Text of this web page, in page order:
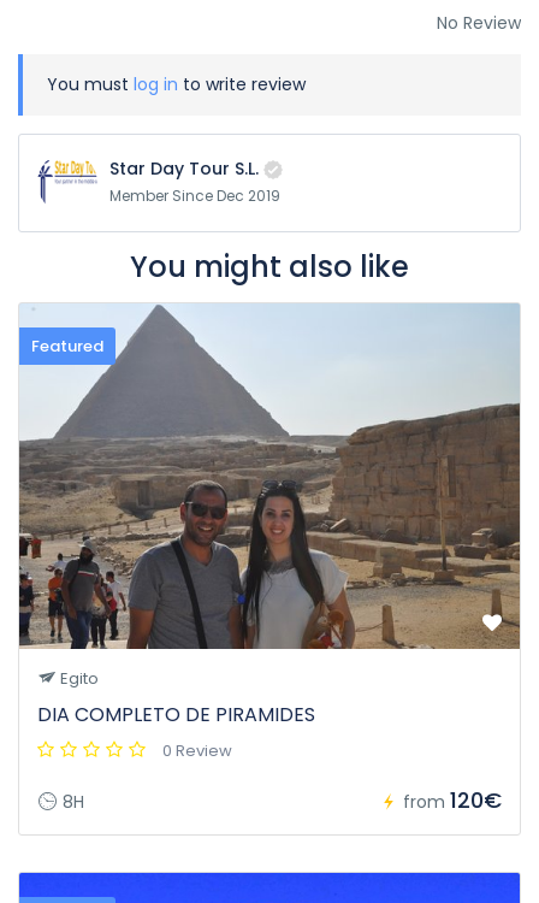
No Review
You must log in to write review
Star Day Tour S.L.
Member Since Dec 2019
You might also like
Featured
Egito
DIA COMPLETO DE PIRAMIDES
0 Review
8H from 120€